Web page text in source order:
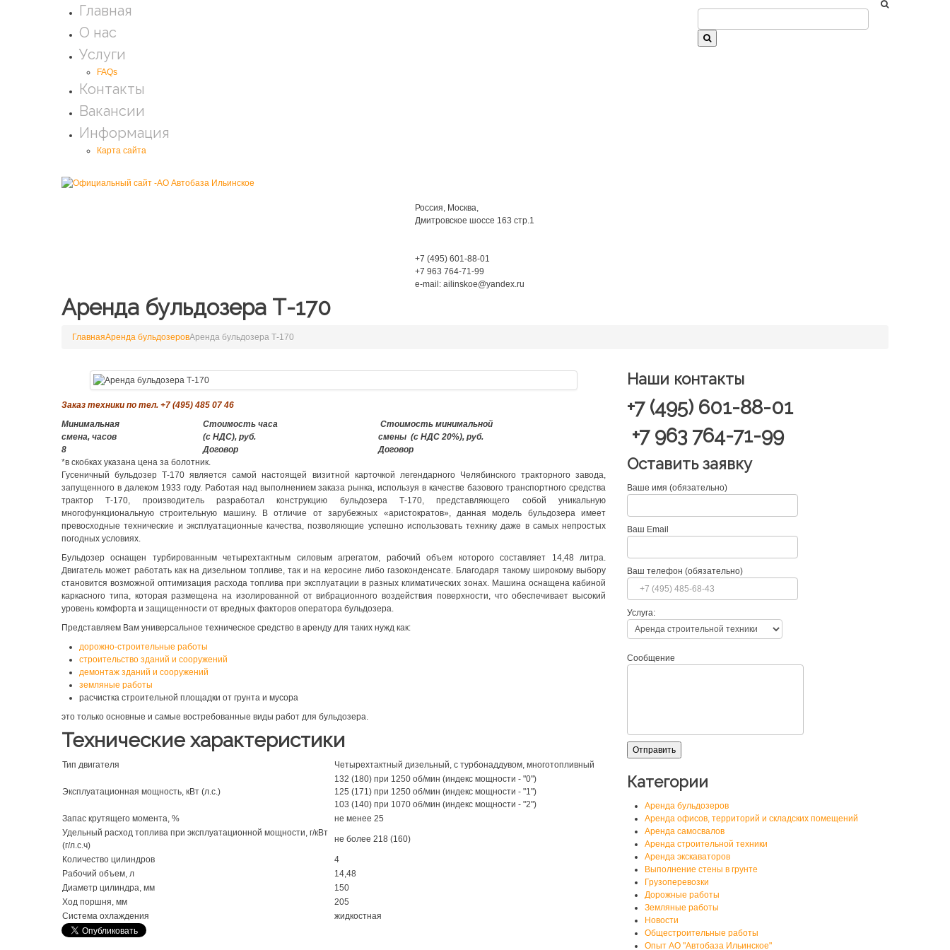
Главная
О нас
Услуги
FAQs
Контакты
Вакансии
Информация
Карта сайта
Россия, Москва,
Дмитровское шоссе 163 стр.1
+7 (495) 601-88-01
+7 963 764-71-99
e-mail: ailinskoe@yandex.ru
Аренда бульдозера Т-170
ГлавнаяАренда бульдозеровАренда бульдозера Т-170
Заказ техники по тел. +7 (495) 485 07 46
Минимальная
смена, часов
Стоимость часа
(с НДС), руб.
Стоимость минимальной
смены (с НДС 20%), руб.
8
Договор
Договор
*в скобках указана цена за болотник.
Гусеничный бульдозер Т-170 является самой настоящей визитной карточкой легендарного Челябинского тракторного завода,
запущенного в далеком 1933 году. Работая над выполнением заказа рынка, используя в качестве базового транспортного средства
трактор Т-170, производитель разработал конструкцию бульдозера Т-170, представляющего собой уникальную
многофункциональную строительную машину. В отличие от зарубежных «аристократов», данная модель бульдозера имеет
превосходные технические и эксплуатационные качества, позволяющие успешно использовать технику даже в самых непростых
погодных условиях.
Бульдозер оснащен турбированным четырехтактным силовым агрегатом, рабочий объем которого составляет 14,48 литра.
Двигатель может работать как на дизельном топливе, так и на керосине либо газоконденсате. Благодаря такому широкому выбору
становится возможной оптимизация расхода топлива при эксплуатации в разных климатических зонах. Машина оснащена кабиной
каркасного типа, которая размещена на изолированной от вибрационного воздействия поверхности, что обеспечивает высокий
уровень комфорта и защищенности от вредных факторов оператора бульдозера.
Представляем Вам универсальное техническое средство в аренду для таких нужд как:
дорожно-строительные работы
строительство зданий и сооружений
демонтаж зданий и сооружений
земляные работы
расчистка строительной площадки от грунта и мусора
это только основные и самые востребованные виды работ для бульдозера.
Технические характеристики
Тип двигателя Четырехтактный дизельный, с турбонаддувом, многотопливный
Эксплуатационная мощность, кВт (л.с.)
132 (180) при 1250 об/мин (индекс мощности - "0")
125 (171) при 1250 об/мин (индекс мощности - "1")
103 (140) при 1070 об/мин (индекс мощности - "2")
Запас крутящего момента, %
не менее 25
Удельный расход топлива при эксплуатационной мощности, г/кВт
(г/л.с.ч)
не более 218 (160)
Количество цилиндров
4
Рабочий объем, л
14,48
Диаметр цилиндра, мм
150
Ход поршня, мм
205
Система охлаждения
жидкостная
Наши контакты
+7 (495) 601-88-01
+7 963 764-71-99
Оставить заявку
Ваше имя (обязательно)
Ваш Email
Ваш телефон (обязательно)
Услуга:
Сообщение
Категории
Аренда бульдозеров
Аренда офисов, территорий и складских помещений
Аренда самосвалов
Аренда строительной техники
Аренда экскаваторов
Выполнение стены в грунте
Грузоперевозки
Дорожные работы
Земляные работы
Новости
Общестроительные работы
Опыт АО "Автобаза Ильинское"